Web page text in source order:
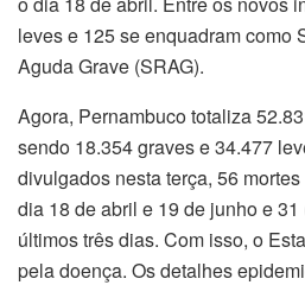
leves e 125 se enquadram como
Aguda Grave (SRAG).
Agora, Pernambuco totaliza
sendo 18.354 graves e 34.477
divulgados nesta terça, 56
dia 18 de abril e 19 de junho e
últimos três dias. Com isso, o
pela doença. Os detalhes